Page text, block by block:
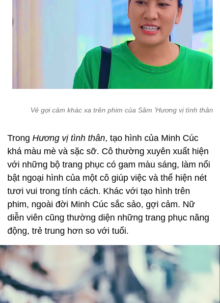
Vẻ gợi cảm khác xa trên phim của Sâm 'Hương vị tình thân'
Trong Hương vị tình thân, tạo hình của Minh Cúc
khá màu mè và sặc sỡ. Cô thường xuyên xuất hiện
với những bộ trang phục có gam màu sáng, làm nổi
bật ngoại hình của một cô giúp việc và thể hiện nét
tươi vui trong tính cách. Khác với tạo hình trên
phim, ngoài đời Minh Cúc sắc sảo, gợi cảm. Nữ
diễn viên cũng thường diện những trang phục năng
động, trẻ trung hơn so với tuổi.